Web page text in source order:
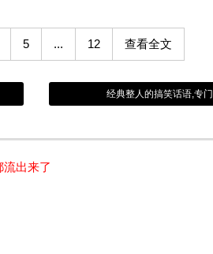
5 ... 12 查看全文
经典整人的搞笑话语,专
出来了